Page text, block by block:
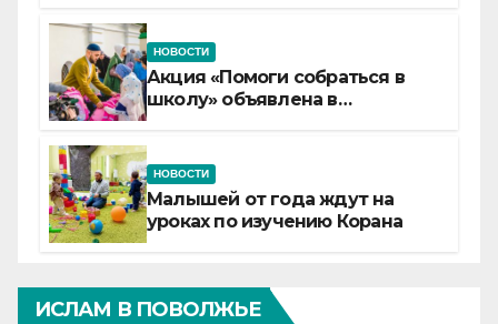
НОВОСТИ
Акция «Помоги собраться в
школу» объявлена в
НОВОСТИ
Малышей от года ждут на
уроках по изучению Корана
ИСЛАМ В ПОВОЛЖЬЕ